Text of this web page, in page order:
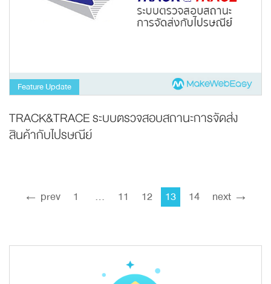
Feature Update
TRACK&TRACE ระบบตรวจสอบสถานะการจัดส่ง
สินค้ากับไปรษณีย์
← prev 1 … 11 12 13 14 next →